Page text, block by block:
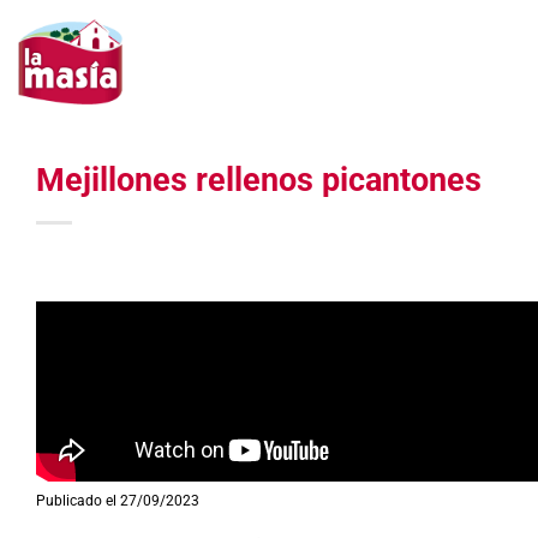
contenido
Mejillones rellenos picantones
Publicado el 27/09/2023